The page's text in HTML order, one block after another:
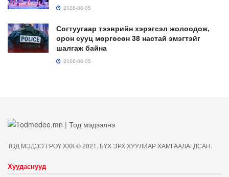
2026-08-05
Согтуугаар тээврийн хэрэгсэл жолоодож,
орон сууц мөргөсөн 38 настай эмэгтэйг
шалгаж байна
2026-08-05
ТОД МЭДЭЭ ГРӨҮ ХХК © 2021. БҮХ ЭРХ ХУУЛИАР ХАМГААЛАГДСАН.
Хуудаснууд